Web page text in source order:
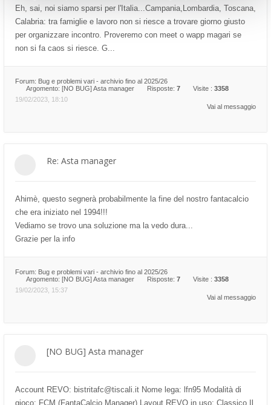
Eh, sai, noi siamo sparsi per l'Italia...Campania,Lombardia, Toscana,
Calabria: tra famiglie e lavoro non si riesce a trovare giorno giusto
per organizzare incontro. Proveremo con meet o wapp magari se
non si fa caos si riesce. G...
Forum: Bug e problemi vari - archivio fino al 2025/26
Argomento: [NO BUG] Asta manager Risposte: 7 Visite : 3358
19/02/2023, 18:10
Vai al messaggio
Re: Asta manager
Ahimè, questo segnerà probabilmente la fine del nostro fantacalcio
che era iniziato nel 1994!!!
Vediamo se trovo una soluzione ma la vedo dura...
Grazie per la info
Forum: Bug e problemi vari - archivio fino al 2025/26
Argomento: [NO BUG] Asta manager Risposte: 7 Visite : 3358
19/02/2023, 15:37
Vai al messaggio
[NO BUG] Asta manager
Account REVO: bistritafc@tiscali.it Nome lega: lfn95 Modalità di
gioco: FCM (FantaCalcio Manager) Layout REVO in uso: Classico Il